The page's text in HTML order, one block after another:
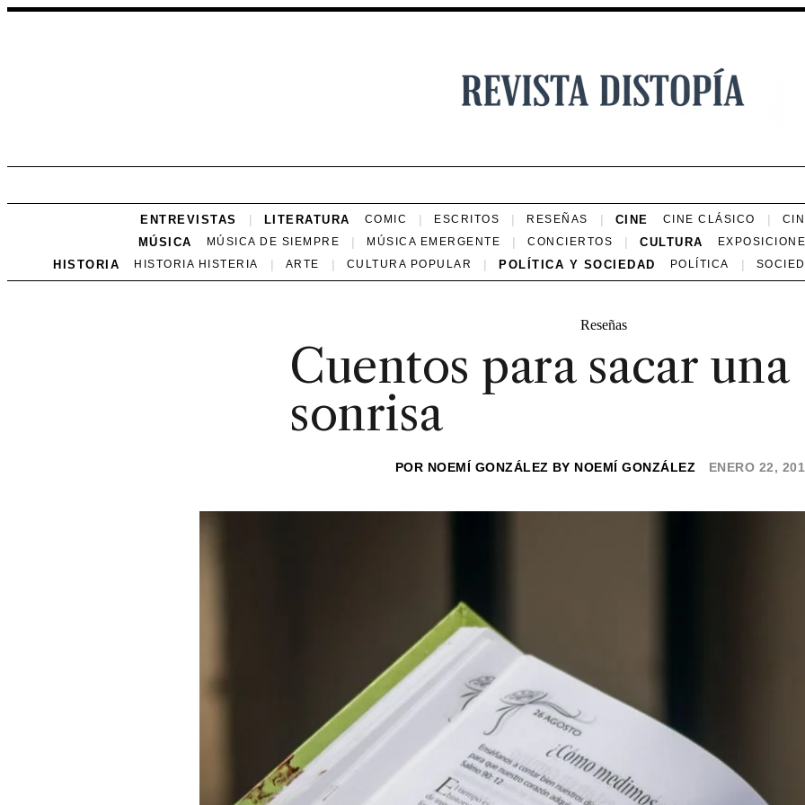
ENTREVISTAS LITERATURA COMIC ESCRITOS RESEÑAS CINE CINE CLÁSICO
MÚSICA MÚSICA DE SIEMPRE MÚSICA EMERGENTE CONCIERTOS CULTURA
HISTORIA HISTORIA HISTERIA ARTE CULTURA POPULAR POLÍTICA Y SOCIEDAD POLÍTICA
Reseñas
Cuentos para sacar una
sonrisa
POR NOEMÍ GONZÁLEZ BY NOEMÍ GONZÁLEZ ENERO 22,